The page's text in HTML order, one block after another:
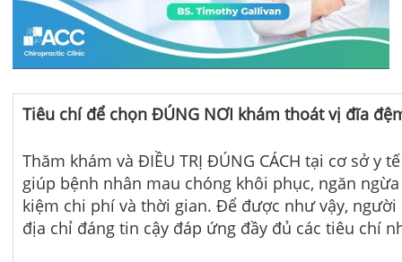
Tiêu chí để chọn ĐÚNG NƠI khám thoát vị đĩa
Thăm khám và ĐIỀU TRỊ ĐÚNG CÁCH tại cơ sở y
giúp bệnh nhân mau chóng khôi phục, ngăn
kiệm chi phí và thời gian. Để được như vậy,
địa chỉ đáng tin cậy đáp ứng đầy đủ các tiêu chí